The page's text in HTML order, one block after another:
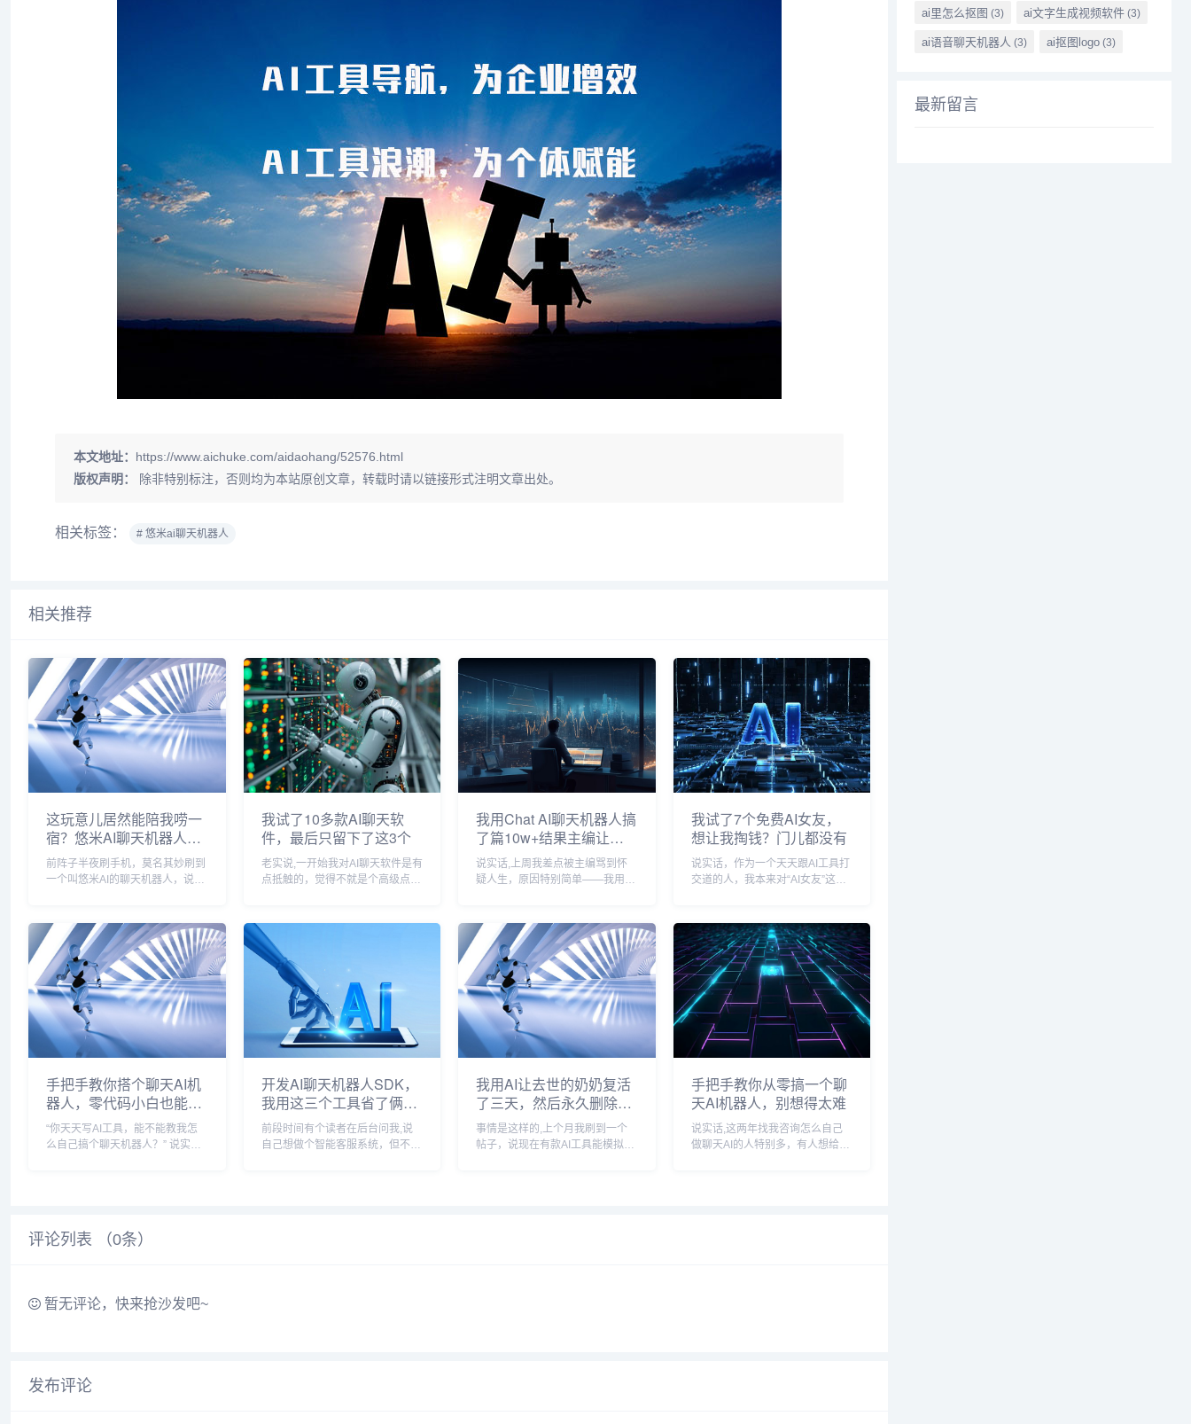
本文地址： https://www.aichuke.com/aidaohang/52576.html
版权声明：
除非特别标注，否则均为本站原创文章，转载时请以链接形式注明文章出处。
相关标签： # 悠米ai聊天机器人
相关推荐
这玩意儿居然能陪我唠一
宿？悠米AI聊天机器人真
让我破防了
前阵子半夜刷手机，莫名其妙刷到
一个叫悠米AI的聊天机器人，说实
像个复读机，要么答非所问，聊两
句就尬住了，但这回不一样,我愣
是跟它唠到了凌晨...
我试了10多款AI聊天软
件，最后只留下了这3个
老实说,一开始我对AI聊天软件是有
点抵触的，觉得不就是个高级点的
抱着试试看的心态下了一个，结果
——真香，这玩意儿啊,现在可不
止是陪你唠嗑那么...
我用Chat AI聊天机器人搞
了篇10w+结果主编让我
别再写了
说实话,上周我差点被主编骂到怀
疑人生，原因特别简单——我用
果主编看完内容后，脸色铁青地丢
下一句话：“你这是要砸我饭碗还
是砸自己饭碗？...
我试了7个免费AI女友，
想让我掏钱？门儿都没有
说实话，作为一个天天跟AI工具打
交道的人，我本来对“AI女友”这事
盘吃饭的糙汉子没啥关系，直到上
周，我连着加班三天，深夜两点对
着空荡荡的出租...
手把手教你搭个聊天AI机
器人，零代码小白也能玩
（附工具下载）
“你天天写AI工具，能不能教我怎
么自己搞个聊天机器人？” 说实
开发AI聊天机器人SDK，
我用这三个工具省了俩月
时间
前段时间有个读者在后台问我,说
自己想做个智能客服系统，但不知
我用AI让去世的奶奶复活
了三天，然后永久删除了
她
事情是这样的,上个月我刷到一个
帖子，说现在有款AI工具能模拟逝
手把手教你从零搞一个聊
天AI机器人，别想得太难
说实话,这两年找我咨询怎么自己
做聊天AI的人特别多，有人想给公
评论列表 （0条）
暂无评论，快来抢沙发吧~
发布评论
ai里怎么抠图 (3) ai文字生成视频软件(3)
ai语音聊天机器人 (3) ai抠图logo(3)
最新留言